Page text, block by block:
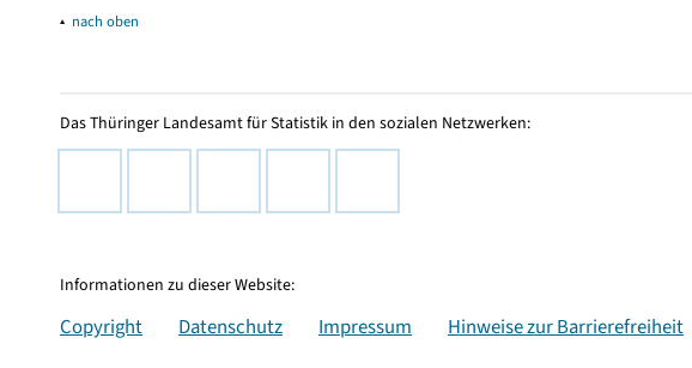
▴ nach oben
Das Thüringer Landesamt für Statistik in den sozialen Netzwerken:
Informationen zu dieser Website:
Copyright Datenschutz Impressum Hinweise zur Barrierefreiheit